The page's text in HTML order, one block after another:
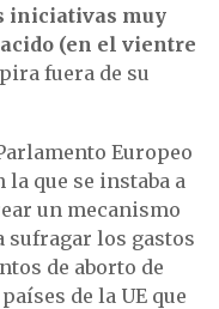
iniciativas muy
(en el vientre
fuera de su
Europeo
que se instaba a
un mecanismo
sufragar los gastos
de aborto de
de la UE que